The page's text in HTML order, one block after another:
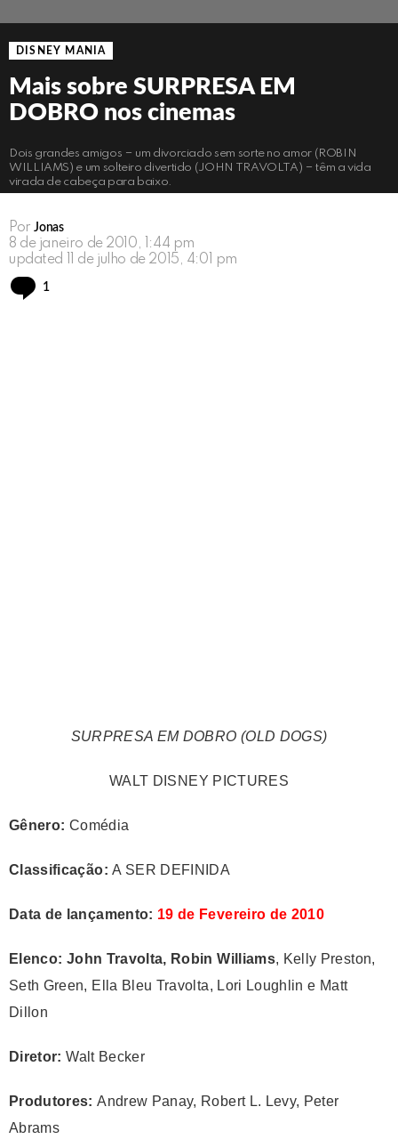
DISNEY MANIA
Mais sobre SURPRESA EM
DOBRO nos cinemas
Dois grandes amigos − um divorciado sem sorte no amor (ROBIN
WILLIAMS) e um solteiro divertido (JOHN TRAVOLTA) − têm a vida
virada de cabeça para baixo.
Por Jonas
8 de janeiro de 2010, 1:44 pm
updated
11 de julho de 2015, 4:01 pm
1
SURPRESA EM DOBRO (OLD DOGS)
WALT DISNEY PICTURES
Gênero: Comédia
Classificação:A SER DEFINIDA
Data de lançamento: 19 de Fevereiro de 2010
Elenco: John Travolta, Robin Williams, Kelly Preston,
Seth Green, Ella Bleu Travolta, Lori Loughlin e Matt
Dillon
Diretor:Walt Becker
Produtores:Andrew Panay, Robert L. Levy, Peter
Abrams